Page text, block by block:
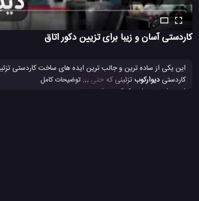
Ad - 00:39
کاردستی آسان و زیبا برای تزیین دکور اتاق
این یکی از ساده ترین و جالب ترین ایده های ساخت کاردستی
کاردستی دیوارکوب تزئینی که حتی بچه ها و کوچکترها نیز می
استعداد بچه ها نیز کمک می کند. برای ساخت این کاردستی
... توضیحات کامل